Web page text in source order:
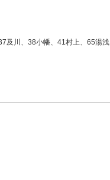
及川、38小幡、41村上、65湯浅